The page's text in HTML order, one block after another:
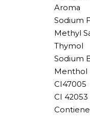
Aroma
Sodium
Methyl
Thymol
Sodium
Menthol
CI47005
CI 42053